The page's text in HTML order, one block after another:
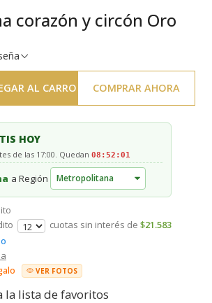
corazón y circón Oro
AL CARRO COMPRAR AHORA
HOY
de las 17:00. Quedan 08:52:01
a Región
cuotas sin interés de $21.583
VER FOTOS
la lista de favoritos